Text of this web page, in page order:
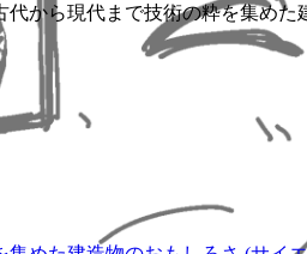
から現代まで技術の粋を集めた